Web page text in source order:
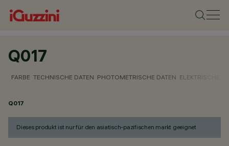
Q017
FARBE TECHNISCHE DATEN PHOTOMETRISCHE DATEN ELEKTRISCHE
Q017
Dieses produkt ist nur für den asiatisch-pazifischen markt geeignet